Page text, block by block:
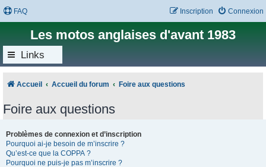
FAQ Connexion
Inscription
Les motos anglaises d'avant 1983
Links
Accueil Accueil du forum Foire aux questions
Foire aux questions
Problèmes de connexion et d’inscription
Pourquoi ai-je besoin de m’inscrire ?
Qu’est-ce que la COPPA ?
Pourquoi ne puis-je pas m’inscrire ?